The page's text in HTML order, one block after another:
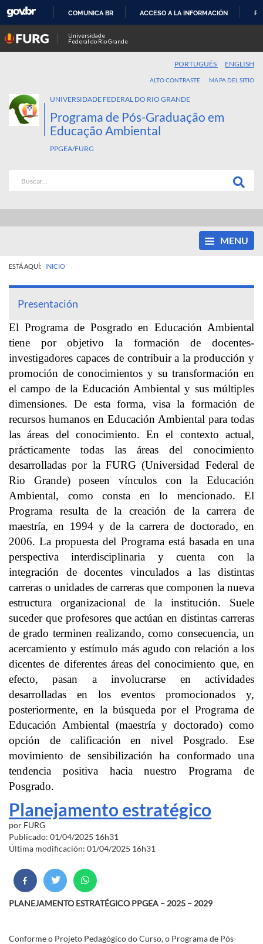
COMUNICA BR ACCESO A LA INFORMACIÓN
Universidade
Federal do Rio Grande
PORTUGUÊS ENGLISH
ALTO CONTRASTE MAPA DEL SITIO
UNIVERSIDADE FEDERAL DO RIO GRANDE
Programa de Pós-Graduação em
Educação Ambiental
PPGEA/FURG
MENU
ESTÁ AQUÍ: INICIO
Presentación
El Programa de Posgrado en Educación Ambiental
tiene por objetivo la formación de docentes-
investigadores capaces de contribuir a la producción y
promoción de conocimientos y su transformación en
el campo de la Educación Ambiental y sus múltiples
dimensiones. De esta forma, visa la formación de
recursos humanos en Educación Ambiental para todas
las áreas del conocimiento. En el contexto actual,
prácticamente todas las áreas del conocimiento
desarrolladas por la FURG (Universidad Federal de
Rio Grande) poseen vínculos con la Educación
Ambiental, como consta en lo mencionado. El
Programa resulta de la creación de la carrera de
maestría, en 1994 y de la carrera de doctorado, en
2006. La propuesta del Programa está basada en una
perspectiva interdisciplinaria y cuenta con la
integración de docentes vinculados a las distintas
carreras o unidades de carreras que componen la nueva
estructura organizacional de la institución. Suele
suceder que profesores que actúan en distintas carreras
de grado terminen realizando, como consecuencia, un
acercamiento y estímulo más agudo con relación a los
dicentes de diferentes áreas del conocimiento que, en
efecto, pasan a involucrarse en actividades
desarrolladas en los eventos promocionados y,
posteriormente, en la búsqueda por el Programa de
Educación Ambiental (maestría y doctorado) como
opción de calificación en nivel Posgrado. Ese
movimiento de sensibilización ha conformado una
tendencia positiva hacia nuestro Programa de
Posgrado.
Planejamento estratégico
por FURG
Publicado: 01/04/2025 16h31
Última modificación: 01/04/2025 16h31
PLANEJAMENTO ESTRATÉGICO PPGEA – 2025 – 2029
Conforme o Projeto Pedagógico do Curso, o Programa de Pós-